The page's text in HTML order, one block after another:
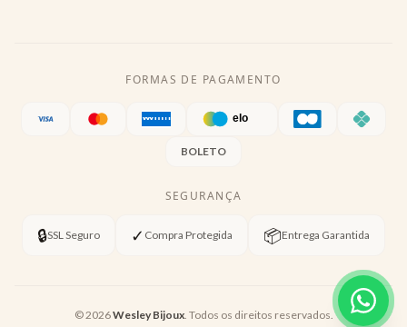
FORMAS DE PAGAMENTO
BOLETO
SEGURANÇA
🔒SSL Seguro ✓ Compra Protegida 📦Entrega Garantida
©2026Wesley Bijoux. Todos os direitos reservados.